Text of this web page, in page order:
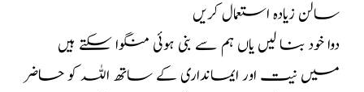
سالن زیادہ استعمال کریں
دوا خود بنا لیں یاں ہم سے بنی ہوئی منگوا سکتے ہیں
میں نیت اور ایمانداری کے ساتھ اللہ کو حاضر